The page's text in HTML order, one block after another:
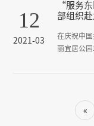
12
2021-03
“服务
部组织
在庆祝中
丽宜居公
城市规划
«